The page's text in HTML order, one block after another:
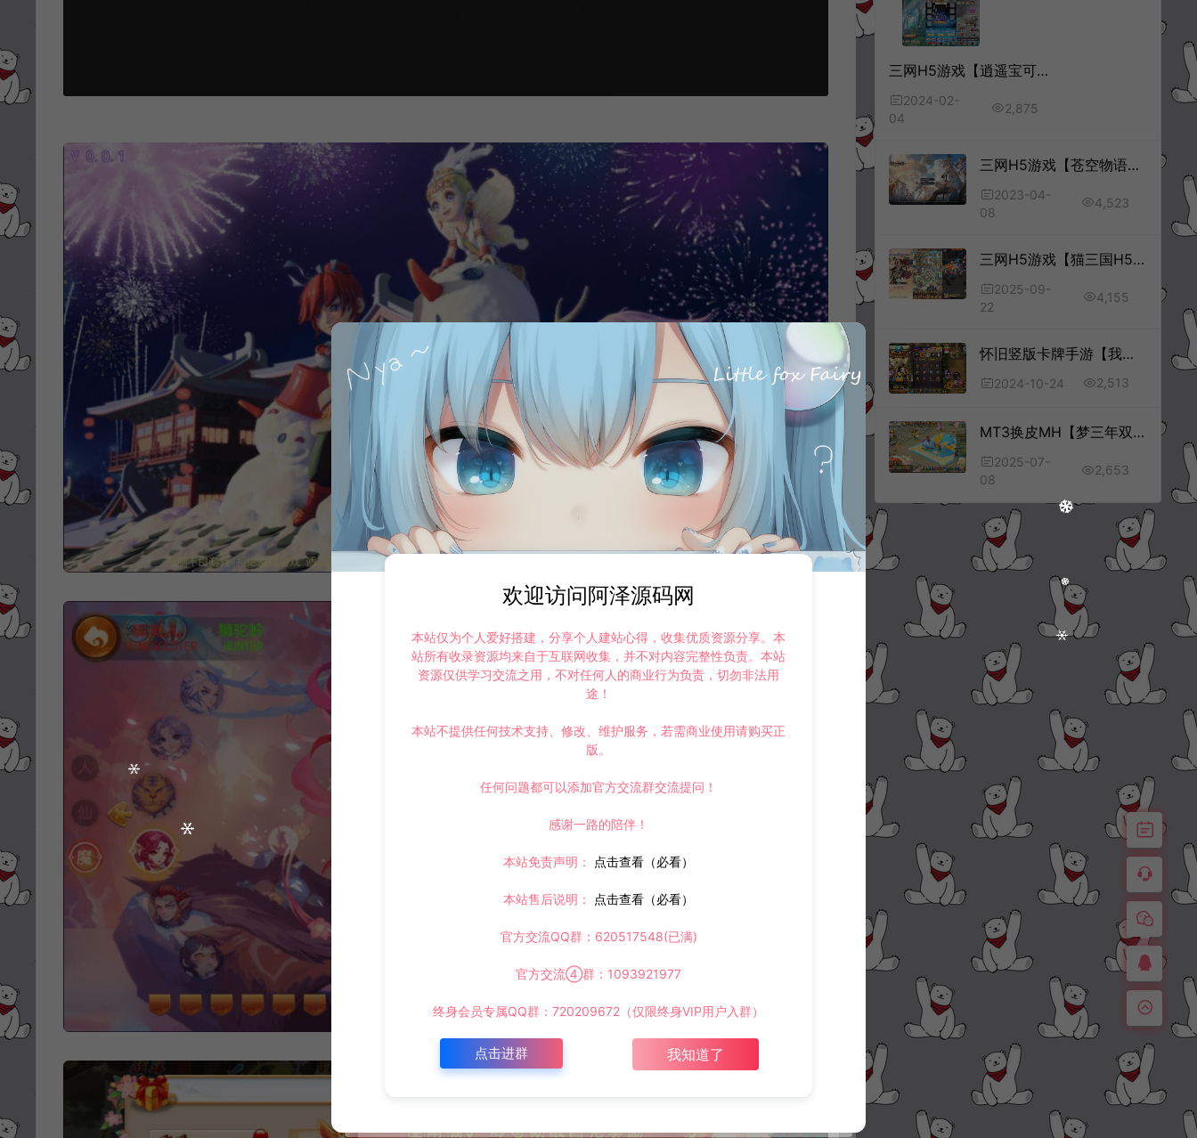
三网H5游戏【逍遥宝可游H5】2月最新整理Win一键服务端+多区跨服+GM授权后台+详细搭建教程
2024-02-
04
2,875
三网H5游戏【苍空物语H5修复版】4月最新整理Linux手工服务端+安卓+详细搭建教程
2023-04-
08
4,523
三网H5游戏【猫三国H5代金券内购多区跨服第二版】9月最新整理Linux手工服务端+运维后台+管理后台+GM授权后台+简易安卓客户端+详细搭建教程+视频教程
2025-09-
22
4,155
怀旧竖版卡牌手游【我叫MT1彩卡优化版】10月最新整理Linux手工服务端+GM后台+安卓+详细搭建教程
2024-10-24 2,513
MT3换皮MH【梦三年双坐姿尊享挂机版】7月最新整理Linux手工服务端+源码+管理后台+安卓苹果双端+详细搭建教程+视频教程
2025-07-
08
2,653
欢迎访问阿泽源码网
本站仅为个人爱好搭建，分享个人建站心得，收集优质资源分享。本
站所有收录资源均来自于互联网收集，并不对内容完整性负责。本站
资源仅供学习交流之用，不对任何人的商业行为负责，切勿非法用
途！
本站不提供任何技术支持、修改、维护服务，若需商业使用请购买正
版。
任何问题都可以添加官方交流群交流提问！
感谢一路的陪伴！
本站免责声明： 点击查看（必看）
本站售后说明： 点击查看（必看）
官方交流QQ群：620517548(已满)
官方交流④群：1093921977
终身会员专属QQ群：720209672（仅限终身VIP用户入群）
点击进群 我知道了